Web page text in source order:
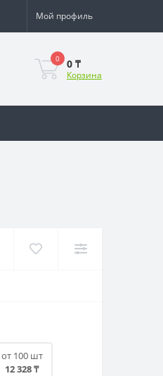
Мой профиль
0 0 ₸
Корзина
от 100 шт
12 328 ₸